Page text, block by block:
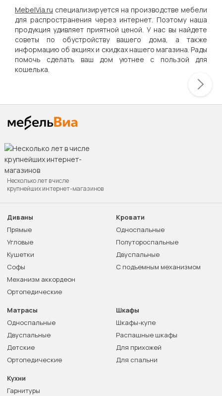
MebelVia.ru специализируется на производстве мебели
для распространения через интернет. Поэтому наша
продукция удивляет приятной ценой. У нас вы найдете
советы по обустройству вашего дома, а также
информацию об акциях и скидках нашего магазина. Рады
помочь сделать ваш дом уютнее с пользой для
кошелька.
Несколько лет в числе
крупнейших интернет-магазинов
Диваны
Прямые
Угловые
Кушетки
Софы
Механизм аккордеон
Ортопедические
Кровати
Односпальные
Полутороспальные
Двуспальные
С подъемным механизмом
Матрасы
Односпальные
Двуспальные
Детские
Ортопедические
Шкафы
Шкафы-купе
Распашные шкафы
Для прихожей
Для спальни
Кухни
Гарнитуры